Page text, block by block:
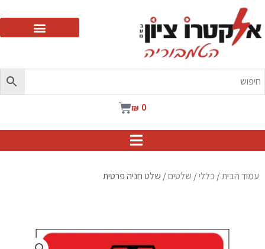
₪ 0
עגלת
עמוד הבית/ כללי/ שלטים/ שלט חניה פרטית